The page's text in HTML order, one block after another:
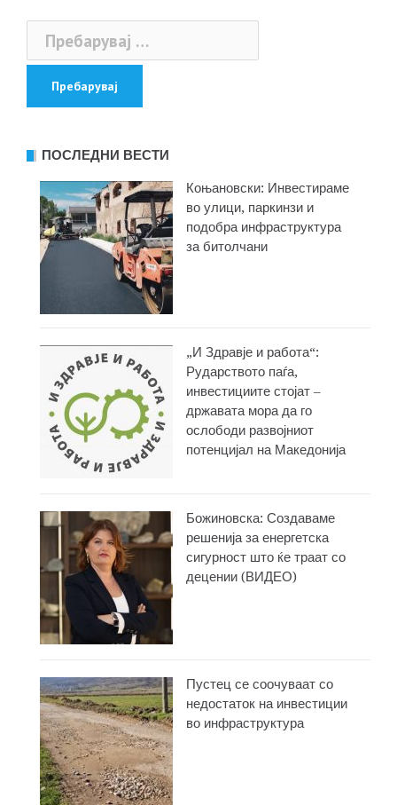
Пребарувај
за:
ПОСЛЕДНИ ВЕСТИ
Коњановски: Инвестираме
во улици, паркинзи и
подобра инфраструктура
за битолчани
„И Здравје и работа“:
Рударството паѓа,
инвестициите стојат –
државата мора да го
ослободи развојниот
потенцијал на Македонија
Божиновска: Создаваме
решенија за енергетска
сигурност што ќе траат со
децении (ВИДЕО)
Пустец се соочуваат со
недостаток на инвестиции
во инфраструктура